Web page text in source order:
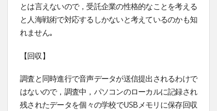
とは言えないので，受託企業の性格的なことを考える
と人海戦術で対応するしかないと考えているのかも知
れません｡
【回収】
調査と同時進行で音声データが送信提出されるわけで
はないので，調査中，パソコンのローカルに記録され
残されたデータを個々の学校でUSBメモリに保存回収